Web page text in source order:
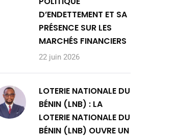
D’ENDETTEMENT ET SA
PRÉSENCE SUR LES
MARCHÉS FINANCIERS
22 juin 2026
LOTERIE NATIONALE DU
BÉNIN (LNB) : LA
LOTERIE NATIONALE DU
BÉNIN (LNB) OUVRE UN